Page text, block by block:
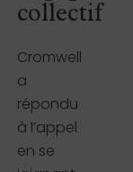
collectif
Cromwell
a
répondu
à l’appel
en se